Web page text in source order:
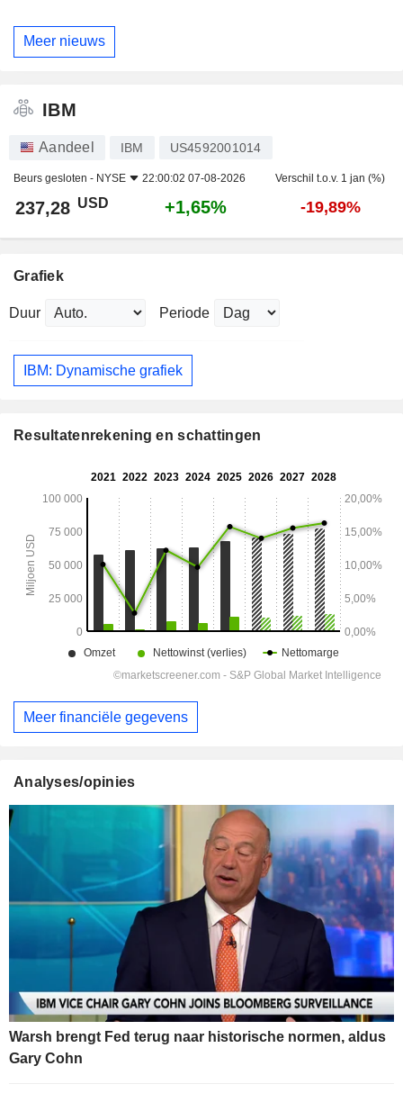
Meer nieuws
IBM
Aandeel IBM US4592001014
Beurs gesloten - NYSE 22:00:02 07-08-2026 Verschil t.o.v. 1 jan (%)
237,28 USD +1,65% -19,89%
Grafiek
Duur Periode
IBM: Dynamische grafiek
Resultatenrekening en schattingen
Meer financiële gegevens
Analyses/opinies
Warsh brengt Fed terug naar historische normen, aldus
Gary Cohn